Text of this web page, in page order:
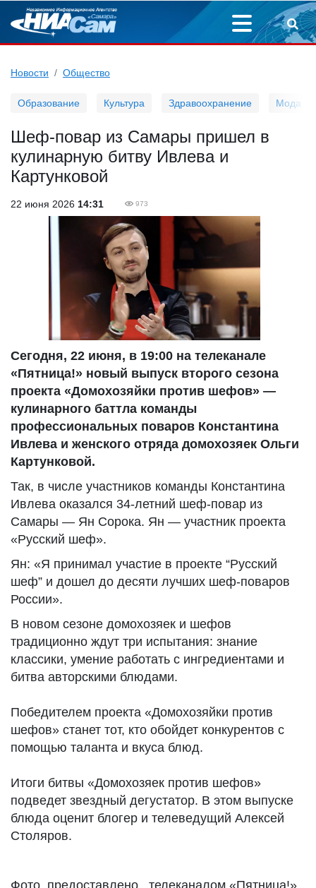
Новости Общество
Образование Культура Здравоохранение Мода
Шеф-повар из Самары пришел в
кулинарную битву Ивлева и
Картунковой
22 июня 2026 14:31 973
Сегодня, 22 июня, в 19:00 на телеканале
«Пятница!» новый выпуск второго сезона
проекта «Домохозяйки против шефов» —
кулинарного баттла команды
профессиональных поваров Константина
Ивлева и женского отряда домохозяек Ольги
Картунковой.
Так, в числе участников команды Константина
Ивлева оказался 34-летний шеф-повар из
Самары — Ян Сорока. Ян — участник проекта
«Русский шеф».
Ян: «Я принимал участие в проекте “Русский
шеф” и дошел до десяти лучших шеф-поваров
России».
В новом сезоне домохозяек и шефов
традиционно ждут три испытания: знание
классики, умение работать с ингредиентами и
битва авторскими блюдами.
Победителем проекта «Домохозяйки против
шефов» станет тот, кто обойдет конкурентов с
помощью таланта и вкуса блюд.
Итоги битвы «Домохозяек против шефов»
подведет звездный дегустатор. В этом выпуске
блюда оценит блогер и телеведущий Алексей
Столяров.
Фото предоставлено телеканалом «Пятница!»